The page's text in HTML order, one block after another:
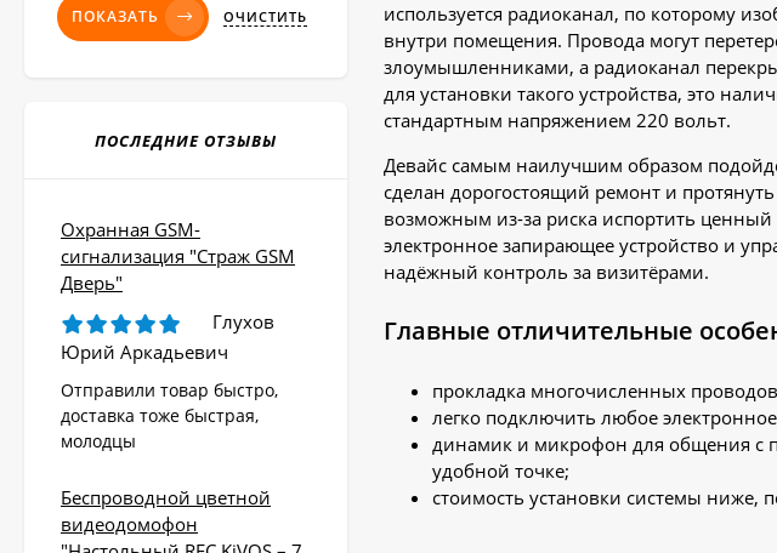
используется радиоканал, по которому
внутри помещения. Провода могут
злоумышленниками, а радиоканал
для установки такого устройства, это
стандартным напряжением 220 вольт.
Девайс самым наилучшим образом
сделан дорогостоящий ремонт и
возможным из-за риска испортить
электронное запирающее устройство и
надёжный контроль за визитёрами.
Главные отличительные
прокладка многочисленных
легко подключить любое
динамик и микрофон для общения с
удобной точке;
стоимость установки системы ниже,
ПОКАЗАТЬ ОЧИСТИТЬ
ПОСЛЕДНИЕ ОТЗЫВЫ
Охранная GSM-
сигнализация "Страж GSM
Дверь"
Глухов
Юрий Аркадьевич
Отправили товар быстро,
доставка тоже быстрая,
молодцы
Беспроводной цветной
видеодомофон